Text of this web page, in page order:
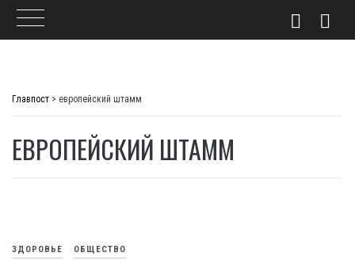
Главпост > европейский штамм
ЕВРОПЕЙСКИЙ ШТАММ
ЗДОРОВЬЕ ОБЩЕСТВО